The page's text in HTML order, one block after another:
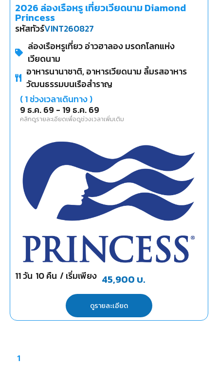
2026 ล่องเรือหรู เที่ยวเวียดนาม Diamond
Princess
รหัสทัวร์VINT260827
ล่องเรือหรูเที่ยว อ่าวฮาลอง มรดกโลกแห่ง
เวียดนาม
อาหารนานาชาติ, อาหารเวียดนาม ลิ้มรสอาหาร
วัฒนธรรมบนเรือสำราญ
(1ช่วงเวลาเดินทาง )
9 ธ.ค. 69 - 19 ธ.ค. 69
คลิกดูรายละเอียดเพื่อดูช่วงเวลาเพิ่มเติม
11วัน 10คืน / เริ่มเพียง 45,900 บ.
ดูรายละเอียด
1